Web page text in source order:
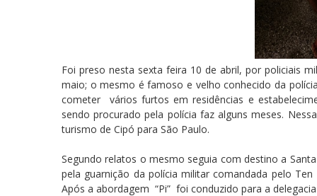
Foi preso nesta sexta feira 10 de abril, por policiais
maio; o mesmo é famoso e velho conhecido da
cometer vários furtos em residências e
sendo procurado pela polícia faz alguns meses.
turismo de Cipó para São Paulo.
Segundo relatos o mesmo seguia com destino a
pela guarnição da polícia militar comandada pelo
Após a abordagem “Pi” foi conduzido para a